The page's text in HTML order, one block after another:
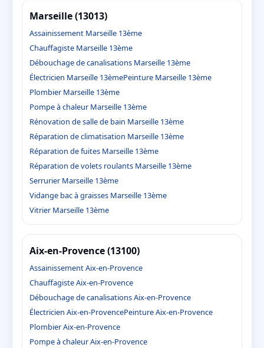
Marseille (13013)
Assainissement Marseille 13ème
Chauffagiste Marseille 13ème
Débouchage de canalisations Marseille 13ème
Électricien Marseille 13èmePeinture Marseille 13ème
Plombier Marseille 13ème
Pompe à chaleur Marseille 13ème
Rénovation de salle de bain Marseille 13ème
Réparation de climatisation Marseille 13ème
Réparation de fuites Marseille 13ème
Réparation de volets roulants Marseille 13ème
Serrurier Marseille 13ème
Vidange bac à graisses Marseille 13ème
Vitrier Marseille 13ème
Aix-en-Provence (13100)
Assainissement Aix-en-Provence
Chauffagiste Aix-en-Provence
Débouchage de canalisations Aix-en-Provence
Électricien Aix-en-ProvencePeinture Aix-en-Provence
Plombier Aix-en-Provence
Pompe à chaleur Aix-en-Provence